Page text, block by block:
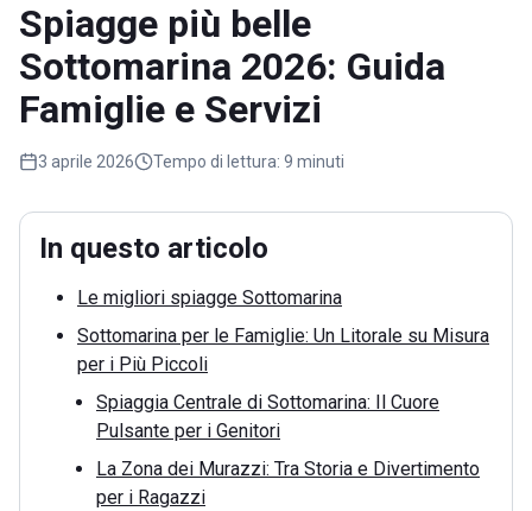
Spiagge più belle
Sottomarina 2026: Guida
Famiglie e Servizi
3 aprile 2026 Tempo di lettura: 9 minuti
In questo articolo
Le migliori spiagge Sottomarina
Sottomarina per le Famiglie: Un Litorale su Misura
per i Più Piccoli
Spiaggia Centrale di Sottomarina: Il Cuore
Pulsante per i Genitori
La Zona dei Murazzi: Tra Storia e Divertimento
per i Ragazzi